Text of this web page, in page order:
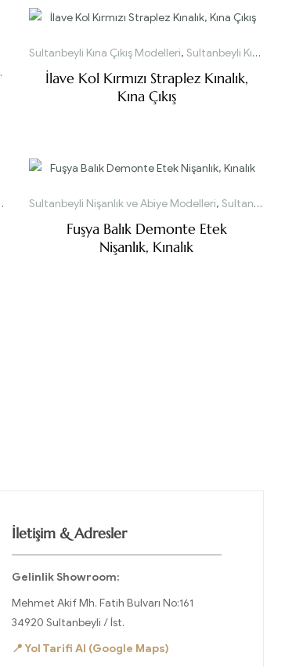
Sultanbeyli Kına Çıkış Modelleri, Sultanbeyli Kınalık Modelleri
İlave Kol Kırmızı Straplez Kınalık,
Kına Çıkış
Sultanbeyli Nişanlık ve Abiye Modelleri, Sultanbeyli Tesettür Nişanlık Modelleri
Fuşya Balık Demonte Etek
Nişanlık, Kınalık
İletişim & Adresler
Gelinlik Showroom:
Mehmet Akif Mh. Fatih Bulvarı No:161
34920 Sultanbeyli / İst.
📍 Yol Tarifi Al (Google Maps)